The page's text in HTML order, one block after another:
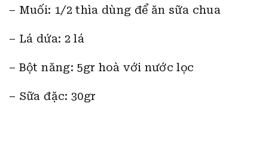
– Muối: 1/2 thìa dùng để ăn sữa chua
– Lá dứa: 2 lá
– Bột năng: 5gr hoà với nước lọc
– Sữa đặc: 30gr